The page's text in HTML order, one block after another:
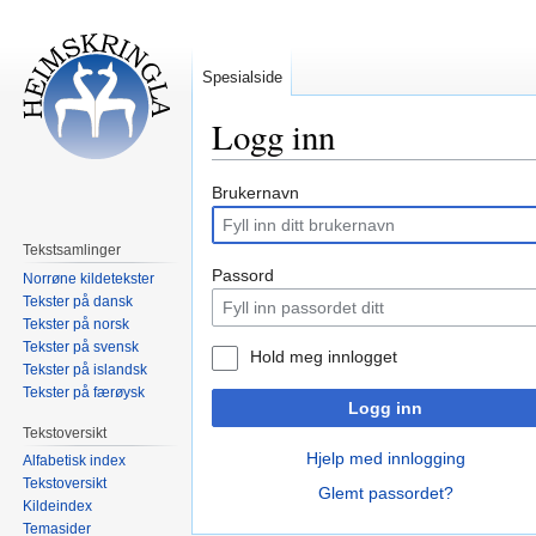
Logg inn
Hopp
navigering
Hopp
søk
Brukernavn
Passord
Hold meg innlogget
Logg inn
Hjelp med innlogging
Glemt passordet?
Spesialside
Tekstsamlinger
Norrøne kildetekster
Tekster på dansk
Tekster på norsk
Tekster på svensk
Tekster på islandsk
Tekster på færøysk
Tekstoversikt
Alfabetisk index
Tekstoversikt
Kildeindex
Temasider